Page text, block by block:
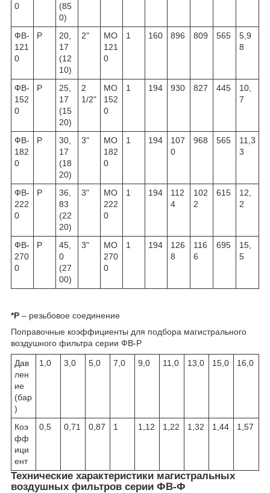
0
(85
0)
ФВ-
121
0
Р
20,
17
(12
10)
2"
МО
121
0
1 160 896 809 565
5,9
8
ФВ-
152
0
Р
25,
17
(15
20)
2
1/2"
МО
152
0
1 194 930 827 445
10,
7
ФВ-
182
0
Р
30,
17
(18
20)
3"
МО
182
0
1 194
107
0
968 565
11,3
3
ФВ-
222
0
Р
36,
83
(22
20)
3"
МО
222
0
1 194
112
4
102
2
615
12,
2
ФВ-
270
0
Р
45,
0
(27
00)
3"
МО
270
0
1 194
126
8
116
6
695
15,
5
*Р – резьбовое соединение
Поправочные коэффициенты для подбора магистрального
воздушного фильтра серии ФВ-Р
Дав
лен
ие
(бар
)
1,0 3,0 5,0 7,0 9,0 11,0 13,0 15,0 16,0
Коэ
фф
ици
ент
0,5 0,71 0,87 1 1,12 1,22 1,32 1,44 1,57
Технические характеристики магистральных
воздушных фильтров серии ФВ-Ф